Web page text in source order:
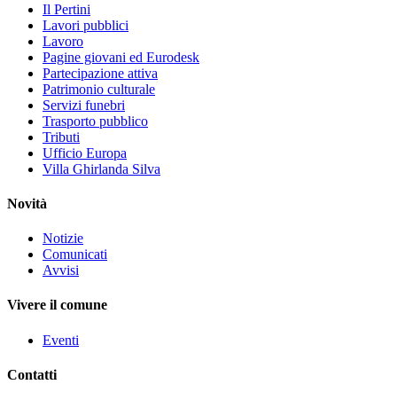
Il Pertini
Lavori pubblici
Lavoro
Pagine giovani ed Eurodesk
Partecipazione attiva
Patrimonio culturale
Servizi funebri
Trasporto pubblico
Tributi
Ufficio Europa
Villa Ghirlanda Silva
Novità
Notizie
Comunicati
Avvisi
Vivere il comune
Eventi
Contatti